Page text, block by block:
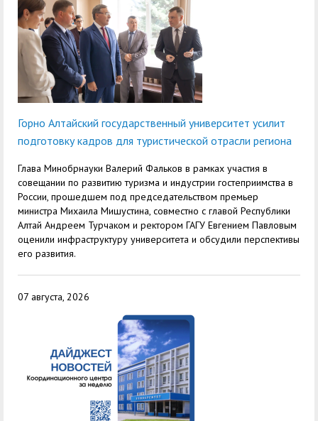
служением»
академического
отпуска обучающимся
Горно Алтайский государственный университет усилит
подготовку кадров для туристической отрасли региона
Глава Минобрнауки Валерий Фальков в рамках участия в
совещании по развитию туризма и индустрии гостеприимства в
России, прошедшем под председательством премьер
министра Михаила Мишустина, совместно с главой Республики
Алтай Андреем Турчаком и ректором ГАГУ Евгением Павловым
оценили инфраструктуру университета и обсудили перспективы
его развития.
07 августа, 2026